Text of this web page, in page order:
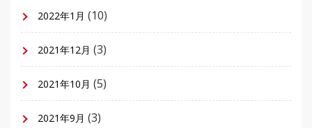
2022年1月 (10)
2021年12月 (3)
2021年10月 (5)
2021年9月 (3)